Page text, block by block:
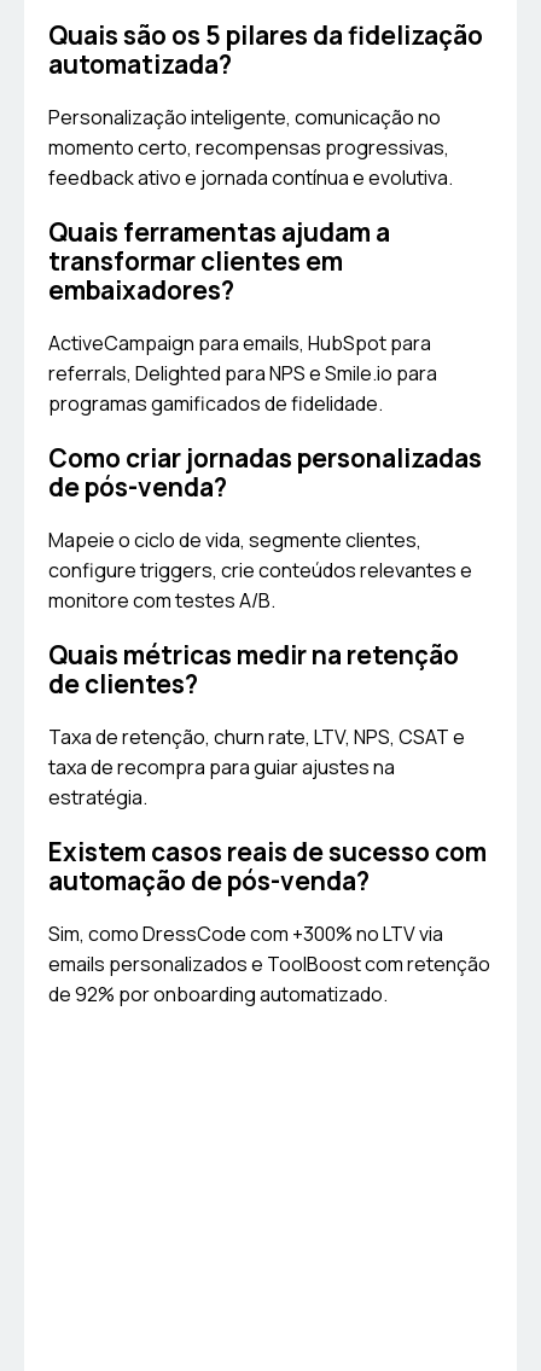
Quais são os 5 pilares da fidelização
automatizada?
Personalização inteligente, comunicação no
momento certo, recompensas progressivas,
feedback ativo e jornada contínua e evolutiva.
Quais ferramentas ajudam a
transformar clientes em
embaixadores?
ActiveCampaign para emails, HubSpot para
referrals, Delighted para NPS e Smile.io para
programas gamificados de fidelidade.
Como criar jornadas personalizadas
de pós-venda?
Mapeie o ciclo de vida, segmente clientes,
configure triggers, crie conteúdos relevantes e
monitore com testes A/B.
Quais métricas medir na retenção
de clientes?
Taxa de retenção, churn rate, LTV, NPS, CSAT e
taxa de recompra para guiar ajustes na
estratégia.
Existem casos reais de sucesso com
automação de pós-venda?
Sim, como DressCode com +300% no LTV via
emails personalizados e ToolBoost com retenção
de 92% por onboarding automatizado.